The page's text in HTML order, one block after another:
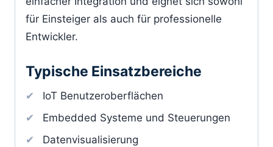
für Einsteiger als auch für professionelle
Entwickler.
Typische Einsatzbereiche
IoT Benutzeroberflächen
Embedded Systeme und Steuerungen
Datenvisualisierung